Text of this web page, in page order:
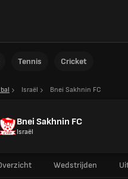
Tennis Cricket
Israël Bnei Sakhnin FC
Bnei Sakhnin FC
Israël
Wedstrijden